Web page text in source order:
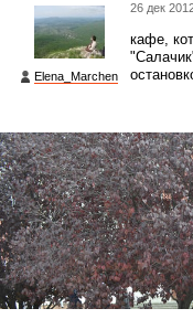
Elena_Marchen
26 дек
кафе,